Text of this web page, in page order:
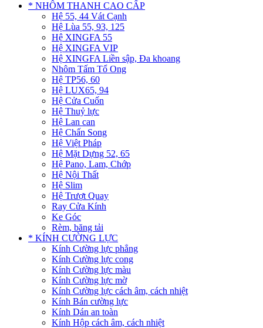
* NHÔM THANH CAO CẤP
Hệ 55, 44 Vát Cạnh
Hệ Lùa 55, 93, 125
Hệ XINGFA 55
Hệ XINGFA VIP
Hệ XINGFA Liền sập, Đa khoang
Nhôm Tấm Tổ Ong
Hệ TP56, 60
Hệ LUX65, 94
Hệ Cửa Cuốn
Hệ Thuỷ lực
Hệ Lan can
Hệ Chấn Song
Hệ Việt Pháp
Hệ Mặt Dựng 52, 65
Hệ Pano, Lam, Chớp
Hệ Nội Thất
Hệ Slim
Hệ Trượt Quay
Ray Cửa Kính
Ke Góc
Rèm, băng tải
* KÍNH CƯỜNG LỰC
Kính Cường lực phẳng
Kính Cường lực cong
Kính Cường lực màu
Kính Cường lực mờ
Kính Cường lực cách âm, cách nhiệt
Kính Bán cường lực
Kính Dán an toàn
Kính Hộp cách âm, cách nhiệt